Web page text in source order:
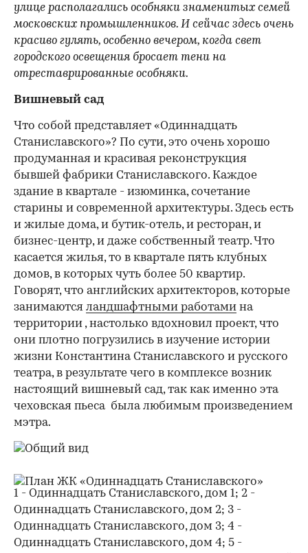
улице располагались особняки знаменитых семей
московских промышленников. И сейчас здесь очень
красиво гулять, особенно вечером, когда свет
городского освещения бросает тени на
отреставрированные особняки.
Вишневый сад
Что собой представляет «Одиннадцать
Станиславского»? По сути, это очень хорошо
продуманная и красивая реконструкция
бывшей фабрики Станиславского. Каждое
здание в квартале - изюминка, сочетание
старины и современной архитектуры. Здесь есть
и жилые дома, и бутик-отель, и ресторан, и
бизнес-центр, и даже собственный театр. Что
касается жилья, то в квартале пять клубных
домов, в которых чуть более 50 квартир.
Говорят, что английских архитекторов, которые
занимаются ландшафтными работами на
территории , настолько вдохновил проект, что
они плотно погрузились в изучение истории
жизни Константина Станиславского и русского
театра, в результате чего в комплексе возник
настоящий вишневый сад, так как именно эта
чеховская пьеса была любимым произведением
мэтра.
1 - Одиннадцать Станиславского, дом 1; 2 -
Одиннадцать Станиславского, дом 2; 3 -
Одиннадцать Станиславского, дом 3; 4 -
Одиннадцать Станиславского, дом 4; 5 -